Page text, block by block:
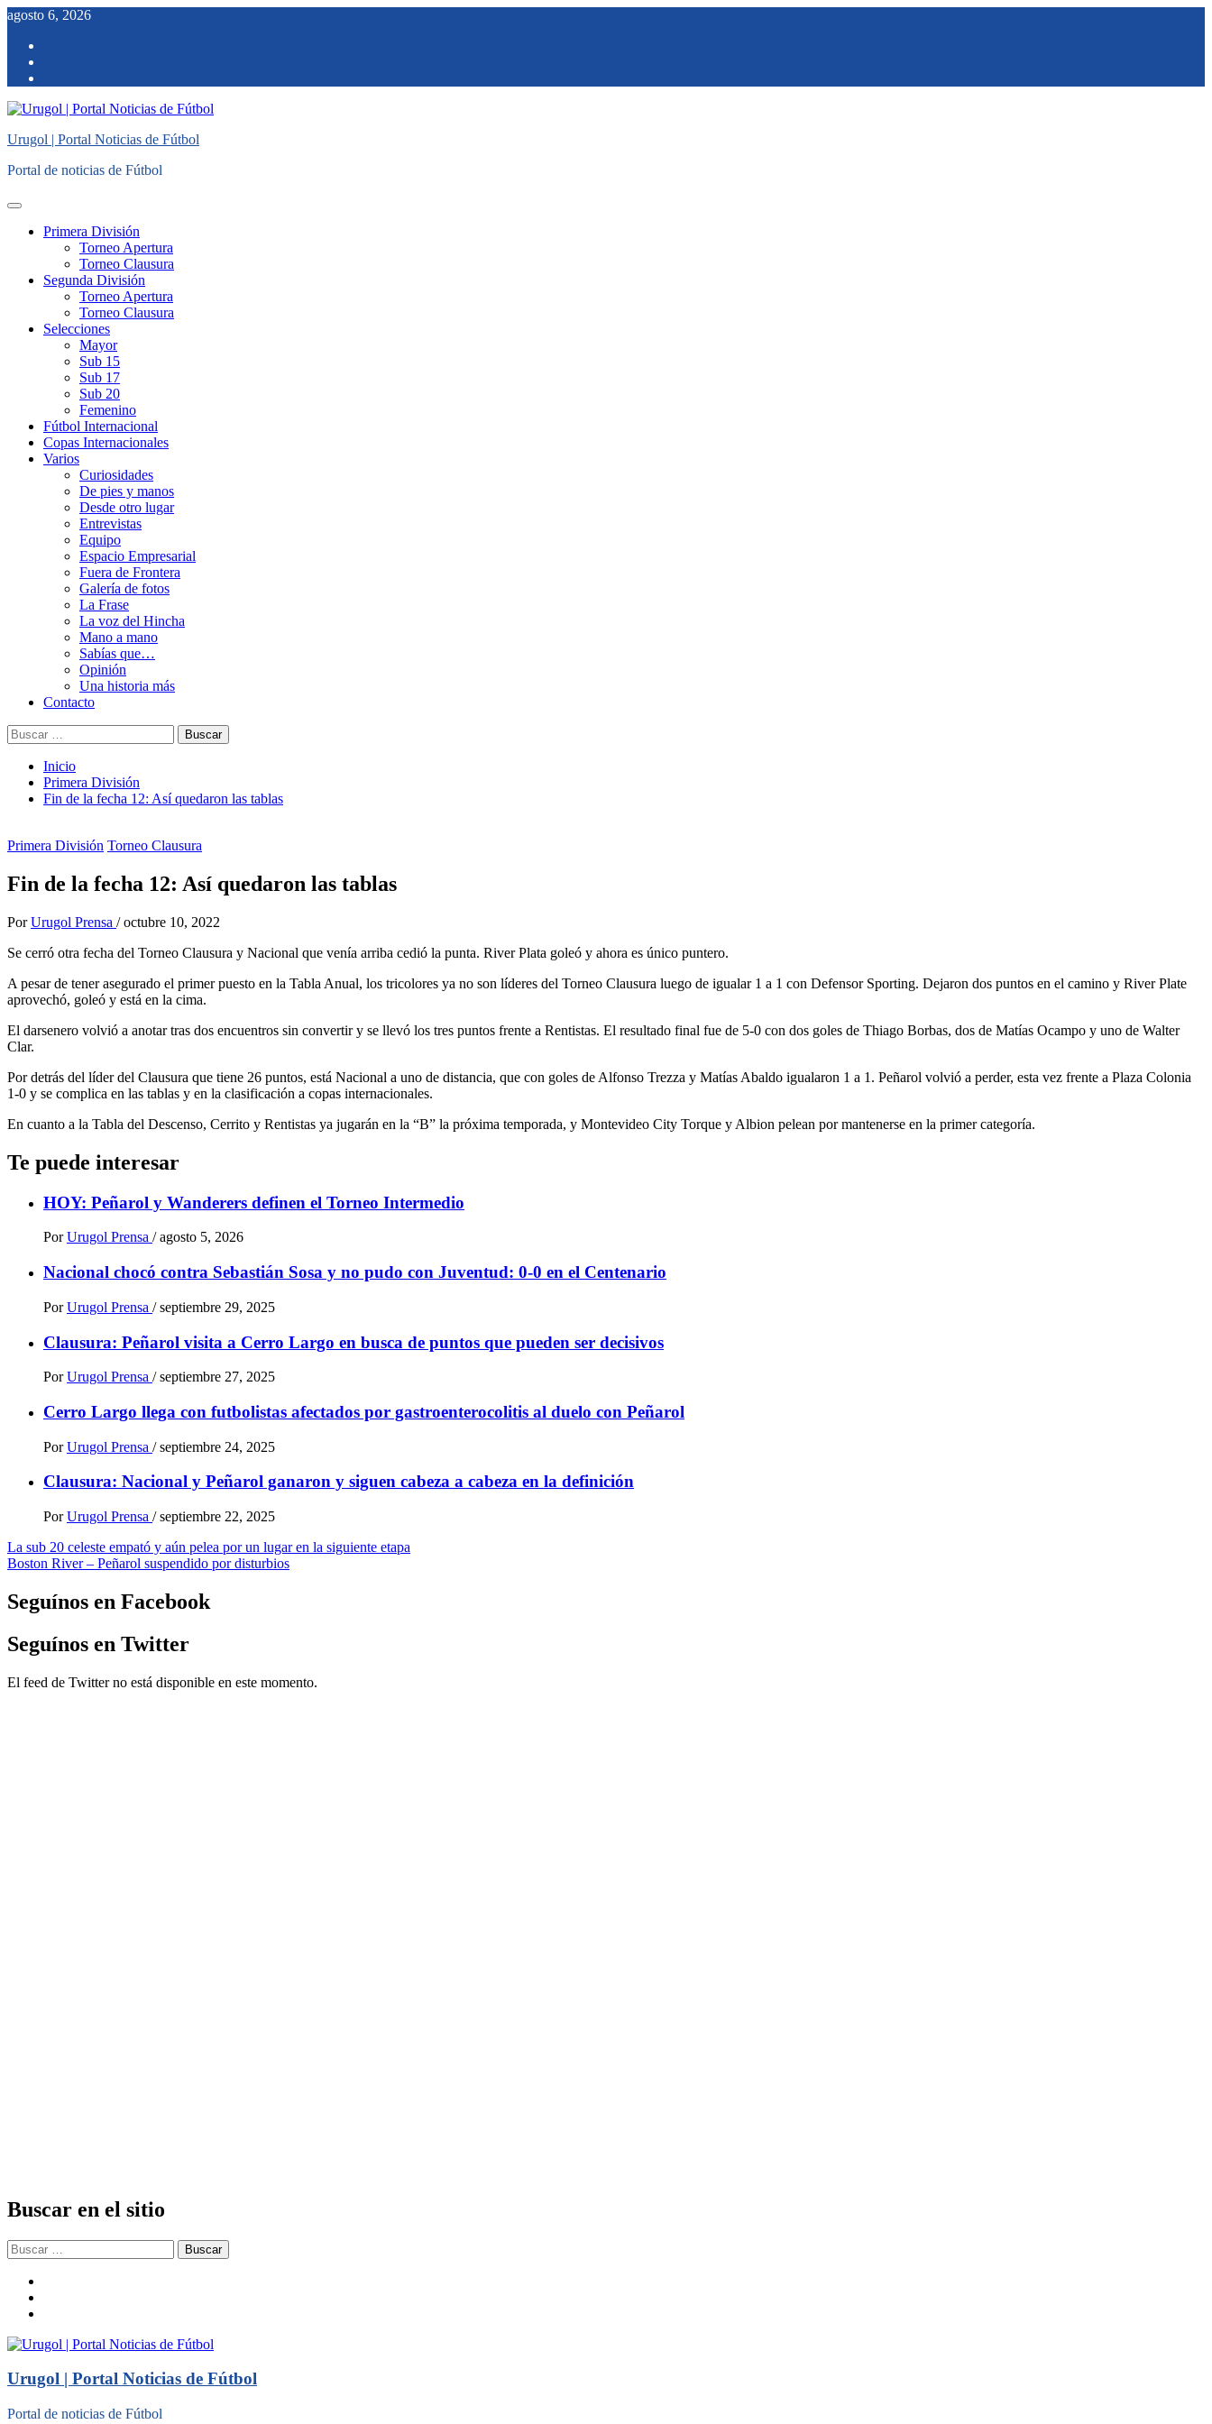
Saltar
contenido
agosto 6, 2026
Urugol | Portal Noticias de Fútbol
Portal de noticias de Fútbol
Menú
principalPrimera División
Torneo Apertura
Torneo Clausura
Segunda División
Torneo Apertura
Torneo Clausura
Selecciones
Mayor
Sub 15
Sub 17
Sub 20
Femenino
Fútbol Internacional
Copas Internacionales
Varios
Curiosidades
De pies y manos
Desde otro lugar
Entrevistas
Equipo
Espacio Empresarial
Fuera de Frontera
Galería de fotos
La Frase
La voz del Hincha
Mano a mano
Sabías que…
Opinión
Una historia más
Contacto
Buscar:
Inicio
Primera División
Fin de la fecha 12: Así quedaron las tablas
Primera División Torneo Clausura
Fin de la fecha 12: Así quedaron las tablas
Por Urugol Prensa / octubre 10, 2022
Se cerró otra fecha del Torneo Clausura y Nacional que venía arriba cedió la punta. River Plata goleó y ahora es único puntero.
A pesar de tener asegurado el primer puesto en la Tabla Anual, los tricolores ya no son líderes del Torneo Clausura luego de igualar 1 a 1 con Defensor Sporting. Dejaron dos puntos en el camino y River Plate
aprovechó, goleó y está en la cima.
El darsenero volvió a anotar tras dos encuentros sin convertir y se llevó los tres puntos frente a Rentistas. El resultado final fue de 5-0 con dos goles de Thiago Borbas, dos de Matías Ocampo y uno de Walter
Clar.
Por detrás del líder del Clausura que tiene 26 puntos, está Nacional a uno de distancia, que con goles de Alfonso Trezza y Matías Abaldo igualaron 1 a 1. Peñarol volvió a perder, esta vez frente a Plaza Colonia
1-0 y se complica en las tablas y en la clasificación a copas internacionales.
En cuanto a la Tabla del Descenso, Cerrito y Rentistas ya jugarán en la “B” la próxima temporada, y Montevideo City Torque y Albion pelean por mantenerse en la primer categoría.
Te puede interesar
HOY: Peñarol y Wanderers definen el Torneo Intermedio
Por Urugol Prensa / agosto 5, 2026
Nacional chocó contra Sebastián Sosa y no pudo con Juventud: 0-0 en el Centenario
Por Urugol Prensa / septiembre 29, 2025
Clausura: Peñarol visita a Cerro Largo en busca de puntos que pueden ser decisivos
Por Urugol Prensa / septiembre 27, 2025
Cerro Largo llega con futbolistas afectados por gastroenterocolitis al duelo con Peñarol
Por Urugol Prensa / septiembre 24, 2025
Clausura: Nacional y Peñarol ganaron y siguen cabeza a cabeza en la definición
Por Urugol Prensa / septiembre 22, 2025
Navegación
de
entradas
La sub 20 celeste empató y aún pelea por un lugar en la siguiente etapa
Boston River – Peñarol suspendido por disturbios
Seguínos en Facebook
Seguínos en Twitter
El feed de Twitter no está disponible en este momento.
Buscar en el sitio
Buscar:
Urugol | Portal Noticias de Fútbol
Portal de noticias de Fútbol